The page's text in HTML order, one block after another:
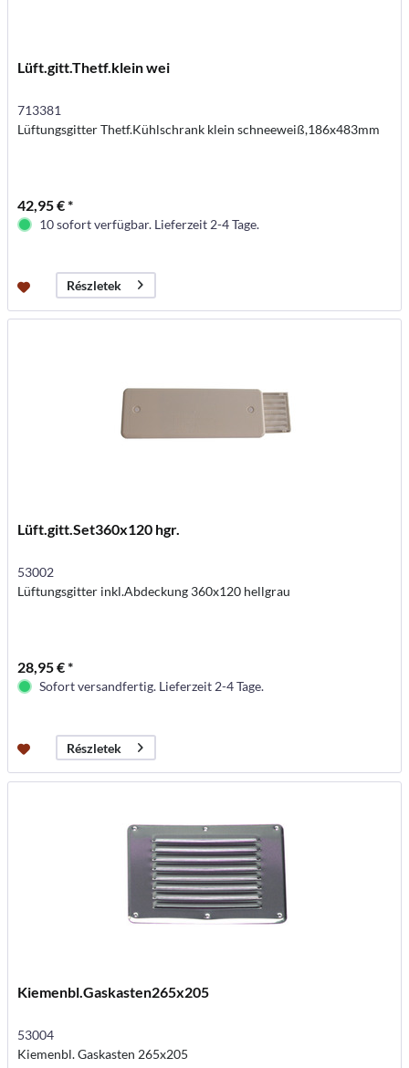
Lüft.gitt.Thetf.klein wei
713381
Lüftungsgitter Thetf.Kühlschrank klein schneeweiß,186x483mm
42,95 € *
10 sofort verfügbar. Lieferzeit 2-4 Tage.
Részletek
Lüft.gitt.Set360x120 hgr.
53002
Lüftungsgitter inkl.Abdeckung 360x120 hellgrau
28,95 € *
Sofort versandfertig. Lieferzeit 2-4 Tage.
Részletek
Kiemenbl.Gaskasten265x205
53004
Kiemenbl. Gaskasten 265x205